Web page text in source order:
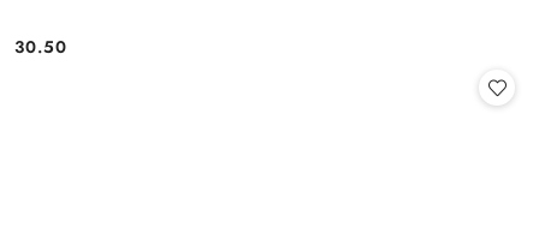
Cena:
30.50